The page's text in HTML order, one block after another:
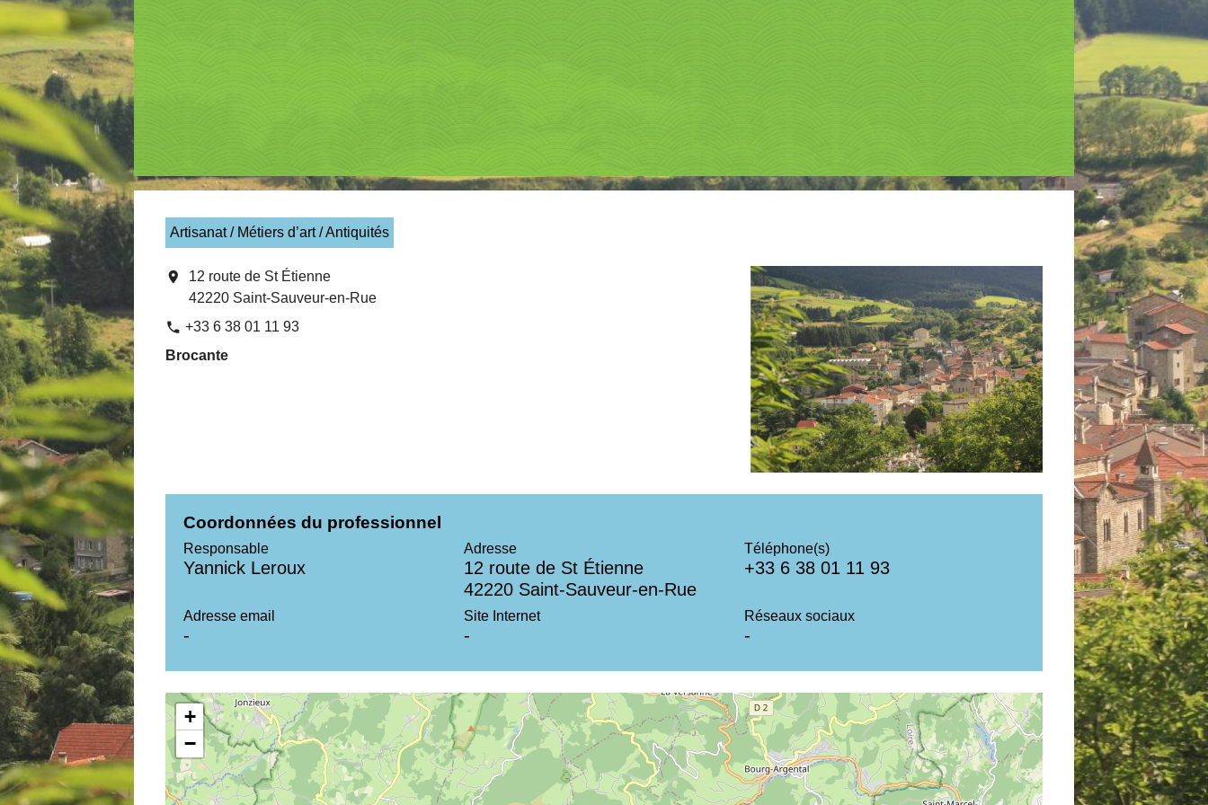
Artisanat / Métiers d’art / Antiquités
location_on
12 route de St Étienne
42220 Saint-Sauveur-en-Rue
phone +33 6 38 01 11 93
Brocante
Coordonnées du professionnel
Responsable
Yannick Leroux
Adresse
12 route de St Étienne
42220 Saint-Sauveur-en-Rue
Téléphone(s)
+33 6 38 01 11 93
Adresse email
-
Site Internet
-
Réseaux sociaux
-
+
−